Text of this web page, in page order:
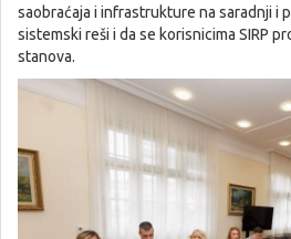
saobraćaja i infrastrukture na saradnji i
sistemski reši i da se korisnicima SIRP
stanova.